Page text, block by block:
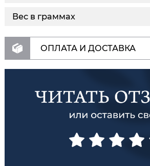
Вес в граммах
ОПЛАТА И ДОСТАВКА